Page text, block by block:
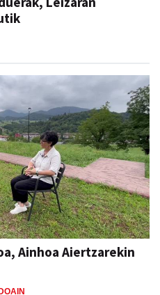
Ainhoa Aiertzarekin